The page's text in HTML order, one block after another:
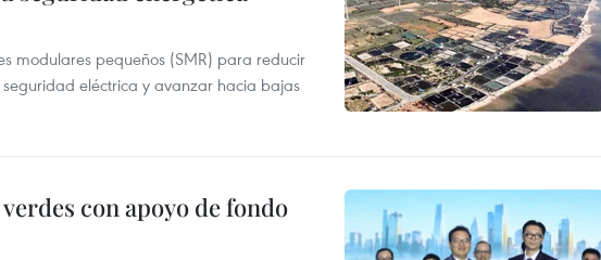
modulares pequeños (SMR) para reducir
eléctrica y avanzar hacia bajas
con apoyo de fondo